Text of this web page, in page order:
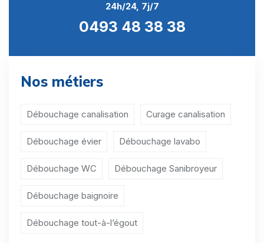
Curage canalisation Ohey
Curage canalisation Sombreffe
Curage canalisation Aische-en-Refail
24h/24, 7j/7
0493 48 38 38
Nos métiers
Débouchage canalisation Curage canalisation
Débouchage évier Débouchage lavabo
Débouchage WC Débouchage Sanibroyeur
Débouchage baignoire
Débouchage tout-à-l’égout